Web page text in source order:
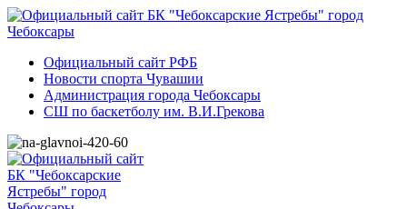
Официальный сайт РФБ
Новости спорта Чувашии
Администрация города Чебоксары
СШ по баскетболу им. В.И.Грекова